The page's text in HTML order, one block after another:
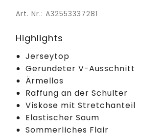
Art. Nr.: A32553337281
Highlights
Jerseytop
Gerundeter V-Ausschnitt
Ärmellos
Raffung an der Schulter
Viskose mit Stretchanteil
Elastischer Saum
Sommerliches Flair